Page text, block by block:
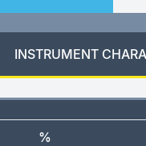
INSTRUMENT
%